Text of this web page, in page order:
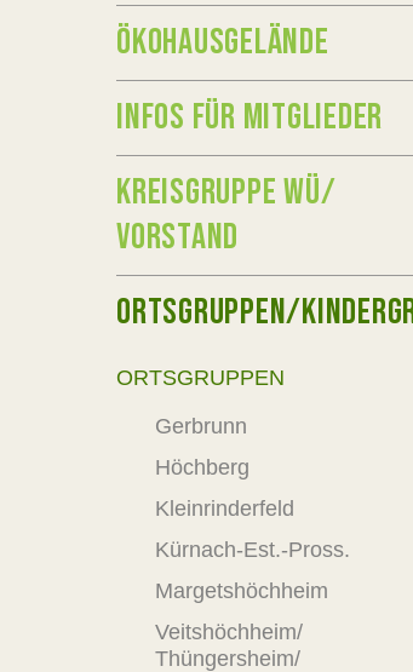
ÖKOHAUSGELÄNDE
INFOS FÜR MITGLIEDER
KREISGRUPPE WÜ/
VORSTAND
ORTSGRUPPEN/
ORTSGRUPPEN
Gerbrunn
Höchberg
Kleinrinderfeld
Kürnach-Est.-Pross.
Margetshöchheim
Veitshöchheim/
Thüngersheim/